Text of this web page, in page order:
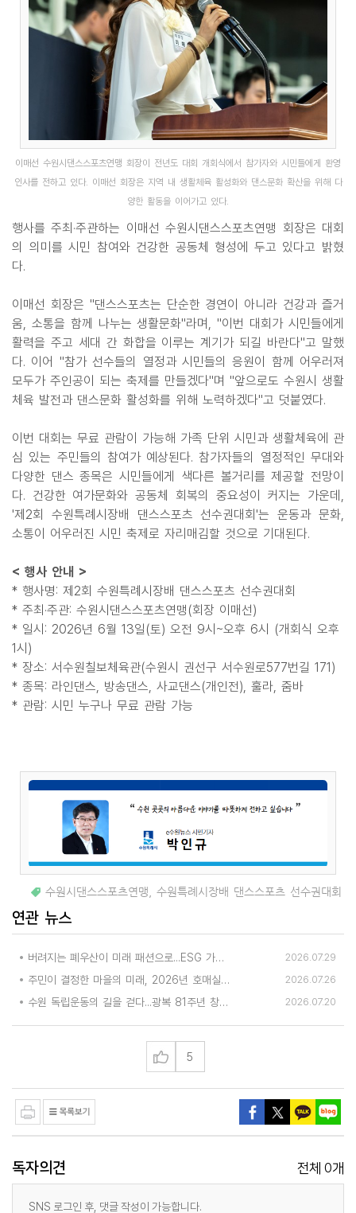
이매선 수원시댄스스포츠연맹 회장이 전년도 대회 개회식에서 참가자와 시민들에게 환영
인사를 전하고 있다. 이매선 회장은 지역 내 생활체육 활성화와 댄스문화 확산을 위해 다
양한 활동을 이어가고 있다.
행사를 주최·주관하는 이매선 수원시댄스스포츠연맹 회장은 대회
의 의미를 시민 참여와 건강한 공동체 형성에 두고 있다고 밝혔
다.
이매선 회장은 "댄스스포츠는 단순한 경연이 아니라 건강과 즐거
움, 소통을 함께 나누는 생활문화"라며, "이번 대회가 시민들에게
활력을 주고 세대 간 화합을 이루는 계기가 되길 바란다"고 말했
다. 이어 "참가 선수들의 열정과 시민들의 응원이 함께 어우러져
모두가 주인공이 되는 축제를 만들겠다"며 "앞으로도 수원시 생활
체육 발전과 댄스문화 활성화를 위해 노력하겠다"고 덧붙였다.
이번 대회는 무료 관람이 가능해 가족 단위 시민과 생활체육에 관
심 있는 주민들의 참여가 예상된다. 참가자들의 열정적인 무대와
다양한 댄스 종목은 시민들에게 색다른 볼거리를 제공할 전망이
다. 건강한 여가문화와 공동체 회복의 중요성이 커지는 가운데,
'제2회 수원특례시장배 댄스스포츠 선수권대회'는 운동과 문화,
소통이 어우러진 시민 축제로 자리매김할 것으로 기대된다.
< 행사 안내 >
* 행사명: 제2회 수원특례시장배 댄스스포츠 선수권대회
* 주최·주관: 수원시댄스스포츠연맹(회장 이매선)
* 일시: 2026년 6월 13일(토) 오전 9시~오후 6시 (개회식 오후
1시)
* 장소: 서수원칠보체육관(수원시 권선구 서수원로577번길 171)
* 종목: 라인댄스, 방송댄스, 사교댄스(개인전), 훌라, 줌바
* 관람: 시민 누구나 무료 관람 가능
수원시댄스스포츠연맹 수원특례시장배 댄스스포츠 선수권대회
연관 뉴스
버려지는 폐우산이 미래 패션으로...ESG 가치 담은 업사이클링 공모전 열린다 2026.07.29
주민이 결정한 마을의 미래, 2026년 호매실동 주민총회 성황리 개최 2026.07.26
수원 독립운동의 길을 걷다...광복 81주년 창작발레 '그날'로 이어지는 기억 2026.07.20
5
독자의견 전체 0개
SNS 로그인 후, 댓글 작성이 가능합니다.